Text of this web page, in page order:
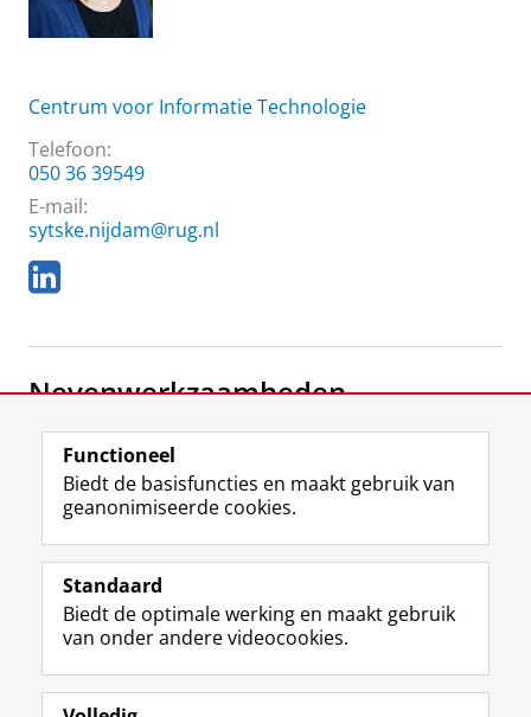
Centrum voor Informatie Technologie
Telefoon:
050 36 39549
E-mail:
sytske.nijdam@rug.nl
L
i
k
d
n
Nevenwerkzaamheden
Gastvoorganger
Protestantse Kerk in Nederland
Volg de RUG
F
a
e
b
o
L
i
k
e
I
R
S
-
f
e
I
n
t
r
Y
o
T
e
Studiekiezers
Alumni
Functioneel
Biedt de basisfuncties en maakt gebruik van
geanonimiseerde cookies.
Standaard
Biedt de optimale werking en maakt gebruik
van onder andere videocookies.